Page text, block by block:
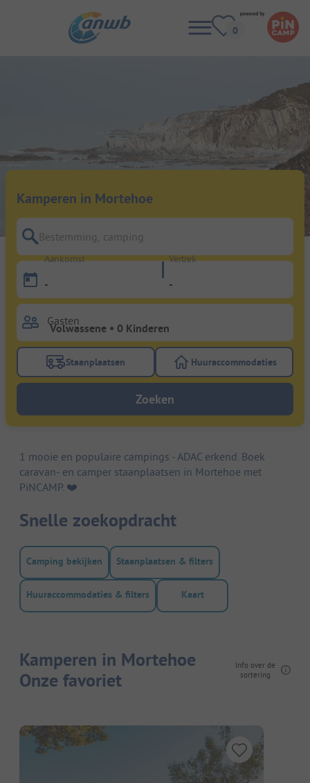
Kamperen in Mortehoe
Bestemming, camping
Aankomst
-
Vertrek
-
Gasten
Gebruik de filterknop staanplaatsen om te zoeken
Staanplaatsen Gebruik de
Huuraccommodaties
Zoeken
1 mooie en populaire campings - ADAC erkend. Boek
caravan- en camper staanplaatsen in Mortehoe met
PiNCAMP. ❤️️
Snelle zoekopdracht
Camping bekijken Staanplaatsen & filters
Huuraccommodaties & filters Kaart
Kamperen in Mortehoe
Onze favoriet
Info over de
sortering